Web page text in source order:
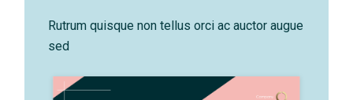
Rutrum quisque non tellus orci ac auctor augue
sed